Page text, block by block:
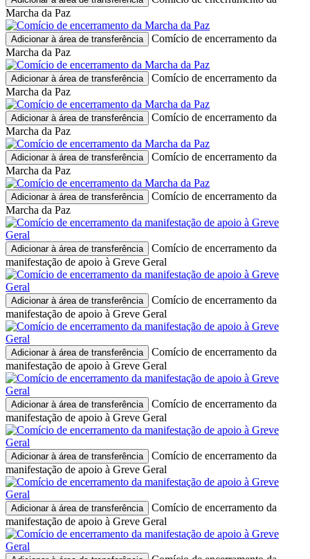
Marcha da Paz
Adicionar à área de transferência
Comício de encerramento da
Marcha da Paz
Adicionar à área de transferência
Comício de encerramento da
Marcha da Paz
Adicionar à área de transferência
Comício de encerramento da
Marcha da Paz
Adicionar à área de transferência
Comício de encerramento da
Marcha da Paz
Adicionar à área de transferência
Comício de encerramento da
Marcha da Paz
Adicionar à área de transferência
Comício de encerramento da
manifestação de apoio à Greve Geral
Adicionar à área de transferência
Comício de encerramento da
manifestação de apoio à Greve Geral
Adicionar à área de transferência
Comício de encerramento da
manifestação de apoio à Greve Geral
Adicionar à área de transferência
Comício de encerramento da
manifestação de apoio à Greve Geral
Adicionar à área de transferência
Comício de encerramento da
manifestação de apoio à Greve Geral
Adicionar à área de transferência
Comício de encerramento da
manifestação de apoio à Greve Geral